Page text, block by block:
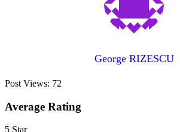
George RIZESCU
Post Views: 72
Average Rating
5 Star